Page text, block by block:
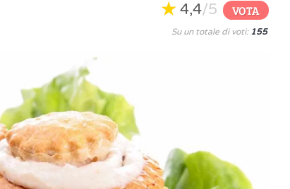
4,4/5 VOTA
Su un totale di voti: 155